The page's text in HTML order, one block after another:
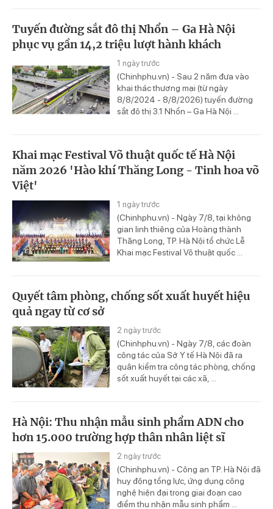
Tuyến đường sắt đô thị Nhổn – Ga Hà Nội
phục vụ gần 14,2 triệu lượt hành khách
1 ngày trước
(Chinhphu.vn) - Sau 2 năm đưa vào
khai thác thương mại (từ ngày
8/8/2024 - 8/8/2026) tuyến đường
sắt đô thị 3.1 Nhổn – Ga Hà Nội ...
Khai mạc Festival Võ thuật quốc tế Hà Nội
năm 2026 'Hào khí Thăng Long - Tinh hoa võ
Việt'
1 ngày trước
(Chinhphu.vn) - Ngày 7/8, tại không
gian linh thiêng của Hoàng thành
Thăng Long, TP. Hà Nội tổ chức Lễ
Khai mạc Festival Võ thuật quốc ...
Quyết tâm phòng, chống sốt xuất huyết hiệu
quả ngay từ cơ sở
2 ngày trước
(Chinhphu.vn) - Ngày 7/8, các đoàn
công tác của Sở Y tế Hà Nội đã ra
quân kiểm tra công tác phòng, chống
sốt xuất huyết tại các xã, ...
Hà Nội: Thu nhận mẫu sinh phẩm ADN cho
hơn 15.000 trường hợp thân nhân liệt sĩ
2 ngày trước
(Chinhphu.vn) - Công an TP. Hà Nội đã
huy động tổng lực, ứng dụng công
nghệ hiện đại trong giai đoạn cao
điểm thu nhận mẫu sinh phẩm ...